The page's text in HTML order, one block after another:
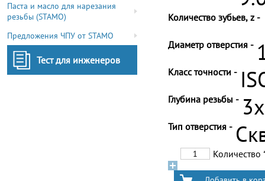
Паста и масло для нарезания
резьбы (STAMO)
Предложения ЧПУ от STAMO
Тест для инженеров
Количество зубьев, z -
Диаметр отверстия -
Класс точности -
Глубина резьбы -
Тип отверстия -
Количество